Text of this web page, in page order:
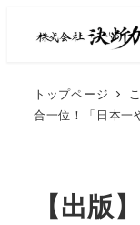
トップページ
合一位！「日本一
【出版